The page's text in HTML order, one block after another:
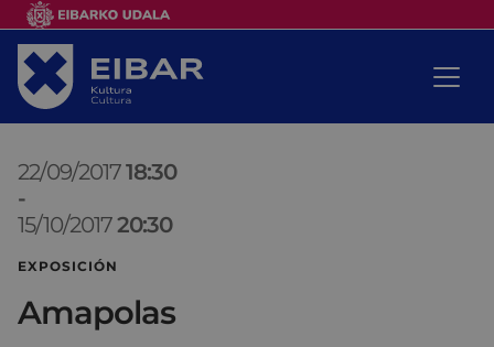
22/09/201718:30
-
15/10/201720:30
EXPOSICIÓN
Amapolas